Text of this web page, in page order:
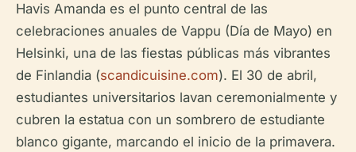
Havis Amanda es el punto central de las
celebraciones anuales de Vappu (Día de Mayo) en
Helsinki, una de las fiestas públicas más vibrantes
de Finlandia (scandicuisine.com). El 30 de abril,
estudiantes universitarios lavan ceremonialmente y
cubren la estatua con un sombrero de estudiante
blanco gigante, marcando el inicio de la primavera.